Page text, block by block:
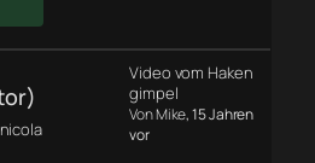
Video vom Haken
gimpel
Von Mike, 15 Jahren
vor